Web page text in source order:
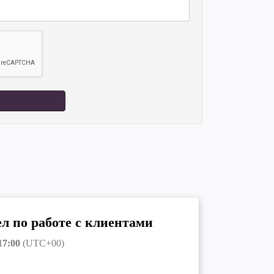
по работе с клиентами
(UTC+00)